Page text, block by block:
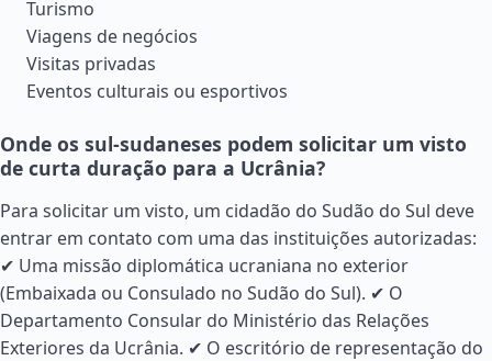
Turismo
Viagens de negócios
Visitas privadas
Eventos culturais ou esportivos
Onde os sul-sudaneses podem solicitar um visto
de curta duração para a Ucrânia?
Para solicitar um visto, um cidadão do Sudão do Sul deve
entrar em contato com uma das instituições autorizadas:
✔ Uma missão diplomática ucraniana no exterior
(Embaixada ou Consulado no Sudão do Sul). ✔ O
Departamento Consular do Ministério das Relações
Exteriores da Ucrânia. ✔ O escritório de representação do